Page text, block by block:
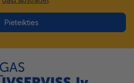
Pieteikties